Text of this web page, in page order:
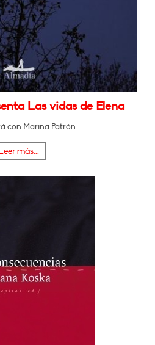
Las vidas de Elena
con Marina Patrón
más...